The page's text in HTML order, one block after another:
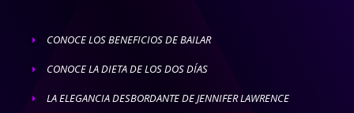
E CONOCE LOS BENEFICIOS DE BAILAR
E CONOCE LA DIETA DE LOS DOS DÍAS
E LA ELEGANCIA DESBORDANTE DE JENNIFER LAWRENCE